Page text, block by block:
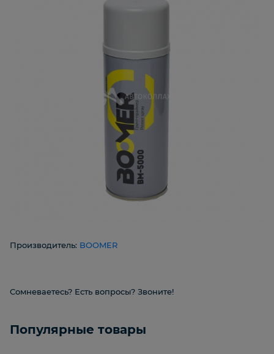
Производитель: BOOMER
Сомневаетесь? Есть вопросы? Звоните!
Популярные товары